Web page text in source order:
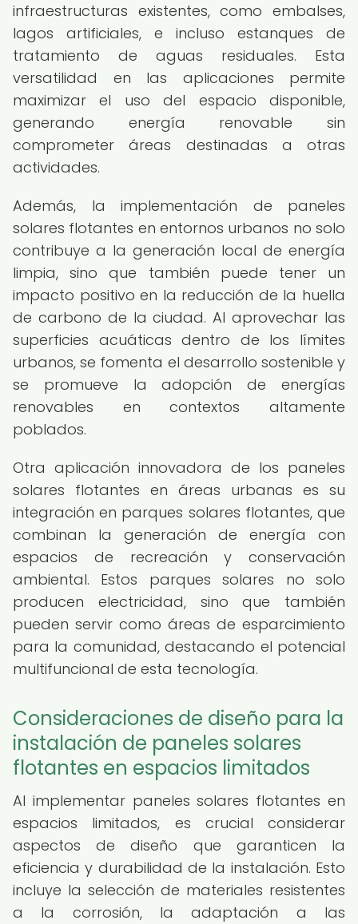
infraestructuras existentes, como embalses,
lagos artificiales, e incluso estanques de
tratamiento de aguas residuales. Esta
versatilidad en las aplicaciones permite
maximizar el uso del espacio disponible,
generando energía renovable sin
comprometer áreas destinadas a otras
actividades.
Además, la implementación de paneles
solares flotantes en entornos urbanos no solo
contribuye a la generación local de energía
limpia, sino que también puede tener un
impacto positivo en la reducción de la huella
de carbono de la ciudad. Al aprovechar las
superficies acuáticas dentro de los límites
urbanos, se fomenta el desarrollo sostenible y
se promueve la adopción de energías
renovables en contextos altamente
poblados.
Otra aplicación innovadora de los paneles
solares flotantes en áreas urbanas es su
integración en parques solares flotantes, que
combinan la generación de energía con
espacios de recreación y conservación
ambiental. Estos parques solares no solo
producen electricidad, sino que también
pueden servir como áreas de esparcimiento
para la comunidad, destacando el potencial
multifuncional de esta tecnología.
Consideraciones de diseño para la
instalación de paneles solares
flotantes en espacios limitados
Al implementar paneles solares flotantes en
espacios limitados, es crucial considerar
aspectos de diseño que garanticen la
eficiencia y durabilidad de la instalación. Esto
incluye la selección de materiales resistentes
a la corrosión, la adaptación a las